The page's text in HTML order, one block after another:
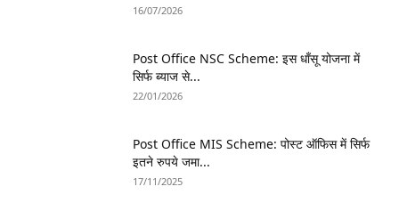
16/07/2026
Post Office NSC Scheme: इस धाँसू योजना में
सिर्फ ब्याज से...
22/01/2026
Post Office MIS Scheme: पोस्ट ऑफिस में सिर्फ
इतने रुपये जमा...
17/11/2025